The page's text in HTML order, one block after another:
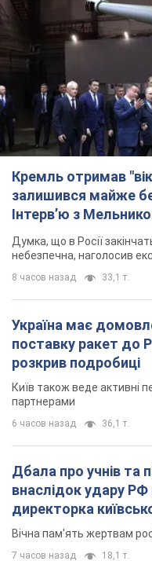
Інтерв’ю з
Думка, що в Росії
небезпечна, наголосив
Україна має
поставку ракет
розкрив подробиці
Київ також веде активні
партнерами
6 часов назад 36,1 т.
Дбала про учнів та
внаслідок удару РФ
директорка
Вічна пам'ять жертвам
7 часов назад 18,1 т.